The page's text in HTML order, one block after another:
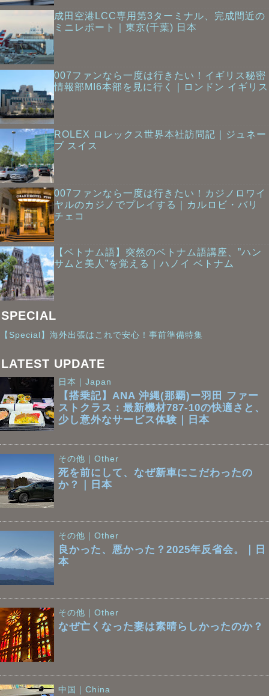
成田空港LCC専用第3ターミナル、完成間近の
ミニレポート｜東京(千葉) 日本
007ファンなら一度は行きたい！イギリス秘密
情報部MI6本部を見に行く｜ロンドン イギリス
ROLEX ロレックス世界本社訪問記｜ジュネー
ブ スイス
007ファンなら一度は行きたい！カジノロワイ
ヤルのカジノでプレイする｜カルロビ・バリ
チェコ
【ベトナム語】突然のベトナム語講座、”ハン
サムと美人”を覚える｜ハノイ ベトナム
SPECIAL
【Special】海外出張はこれで安心！事前準備特集
LATEST UPDATE
日本｜Japan
【搭乗記】ANA 沖縄(那覇)ー羽田 ファー
ストクラス：最新機材787-10の快適さと、
少し意外なサービス体験｜日本
その他｜Other
死を前にして、なぜ新車にこだわったの
か？｜日本
その他｜Other
良かった、悪かった？2025年反省会。｜日
本
その他｜Other
なぜ亡くなった妻は素晴らしかったのか？
中国｜China